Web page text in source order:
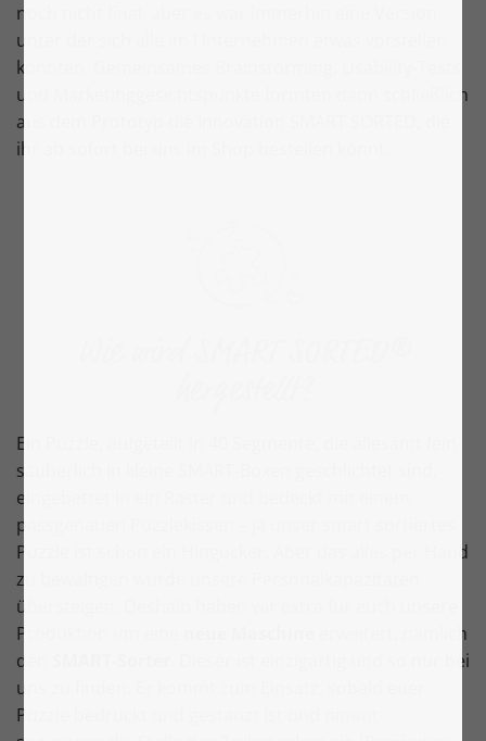
noch nicht final, aber es war immerhin eine Version,
unter der sich alle im Unternehmen etwas vorstellen
konnten. Gemeinsames Brainstorming, Usability-Tests
und Marketinggesichtspunkte formten dann schließlich
aus dem Prototyp die Innovation SMART SORTED, die
ihr ab sofort bei uns im Shop bestellen könnt.
Ein Puzzle, aufgeteilt in 40 Segmente, die allesamt fein
säuberlich in kleine SMART-Boxen geschlichtet sind,
eingebettet in ein Raster und bedeckt mit einem
passgenauen Puzzlekissen – ja unser smart sortiertes
Puzzle ist schon ein Hingucker. Aber das alles per Hand
zu bewältigen würde unsere Personalkapazitäten
übersteigen. Deshalb haben wir extra für euch unsere
Produktion um eine
erweitert, nämlich
den
. Dieser ist einzigartig und so nur bei
uns zu finden. Er kommt zum Einsatz, sobald euer
Puzzle bedruckt und gestanzt ist und nimmt